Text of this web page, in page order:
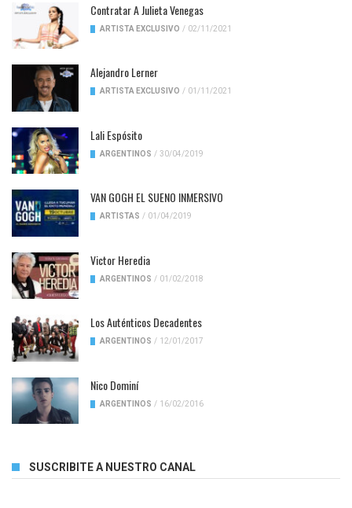
Contratar A Julieta Venegas
ARTISTA EXCLUSIVO / 02/11/2021
Alejandro Lerner
ARTISTA EXCLUSIVO / 01/11/2021
Lali Espósito
ARGENTINOS / 30/04/2019
VAN GOGH EL SUENO INMERSIVO
ARTISTAS / 01/04/2019
Victor Heredia
ARGENTINOS / 01/02/2018
Los Auténticos Decadentes
ARGENTINOS / 12/01/2017
Nico Dominí
ARGENTINOS / 16/02/2016
SUSCRIBITE A NUESTRO CANAL